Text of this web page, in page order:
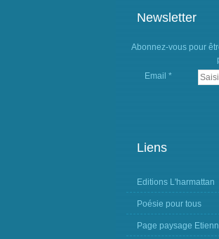
Newsletter
Abonnez-vous pour
Email
Liens
Editions L'harmattan
Poésie pour tous
Page paysage